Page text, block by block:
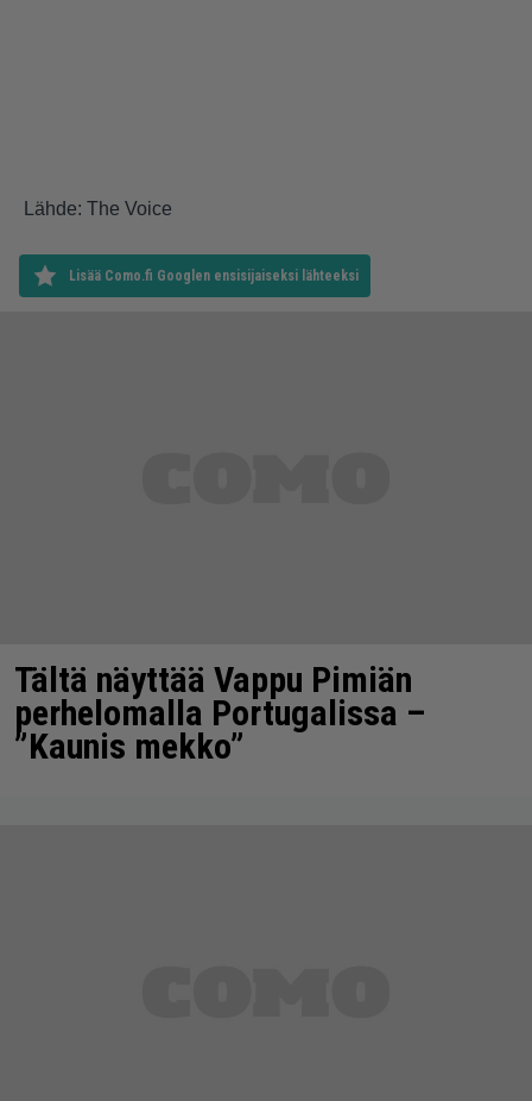
Lähde: The Voice
Lisää Como.fi Googlen ensisijaiseksi lähteeksi
Tältä näyttää Vappu Pimiän
perhelomalla Portugalissa –
”Kaunis mekko”